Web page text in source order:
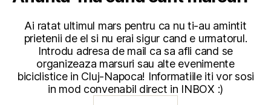
Ai ratat ultimul mars pentru ca nu ti-au amintit
prietenii de el si nu erai sigur cand e urmatorul.
Introdu adresa de mail ca sa afli cand se
organizeaza marsuri sau alte evenimente
biciclistice in Cluj-Napoca! Informatiile iti vor sosi
in mod convenabil direct in INBOX :)